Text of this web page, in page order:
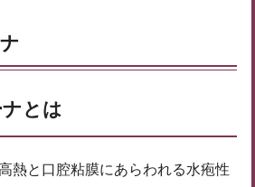
とは
熱と口腔粘膜にあらわれる水疱性